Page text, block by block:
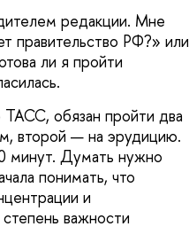
редакции. Мне
правительство РФ?» или
ли я пройти
ТАСС, обязан пройти два
второй — на эрудицию.
минут. Думать нужно
понимать, что
и
важности